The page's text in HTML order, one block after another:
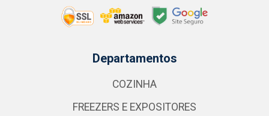
Departamentos
COZINHA
FREEZERS E EXPOSITORES